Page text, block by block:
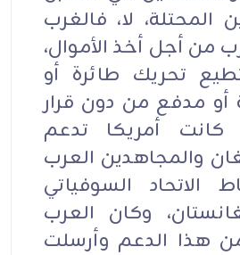
لا، فالغرب
من أجل أخذ الأموال،
تحريك طائرة أو
مدفع من دون قرار
كانت أمريكا تدعم
والمجاهدين العرب
السوفياتي
وكان العرب
هذا الدعم وأرسلت